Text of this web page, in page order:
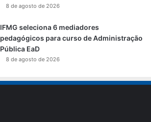
8 de agosto de 2026
IFMG seleciona 6 mediadores
pedagógicos para curso de Administração
Pública EaD
8 de agosto de 2026